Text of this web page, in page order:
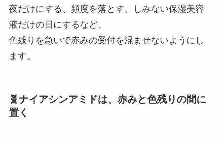
夜だけにする、頻度を落とす、しみない保湿美容
液だけの日にするなど、
色残りを急いで赤みの受付を混ませないようにし
ます。
🧬ナイアシンアミドは、赤みと色残りの間に
置く